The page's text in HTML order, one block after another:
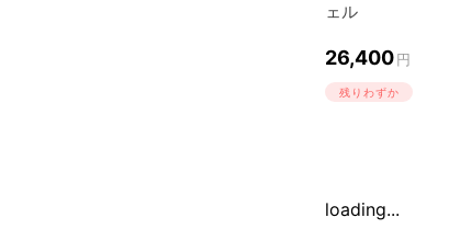
ェル
26,400円
残りわずか
loading...